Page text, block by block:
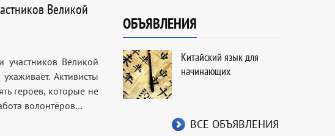
Великой
участников Великой
Активисты
героев, которые не
волонтёров…
ОБЪЯВЛЕНИЯ
Китайский язык для
начинающих
ВСЕ ОБЪЯВЛЕНИЯ